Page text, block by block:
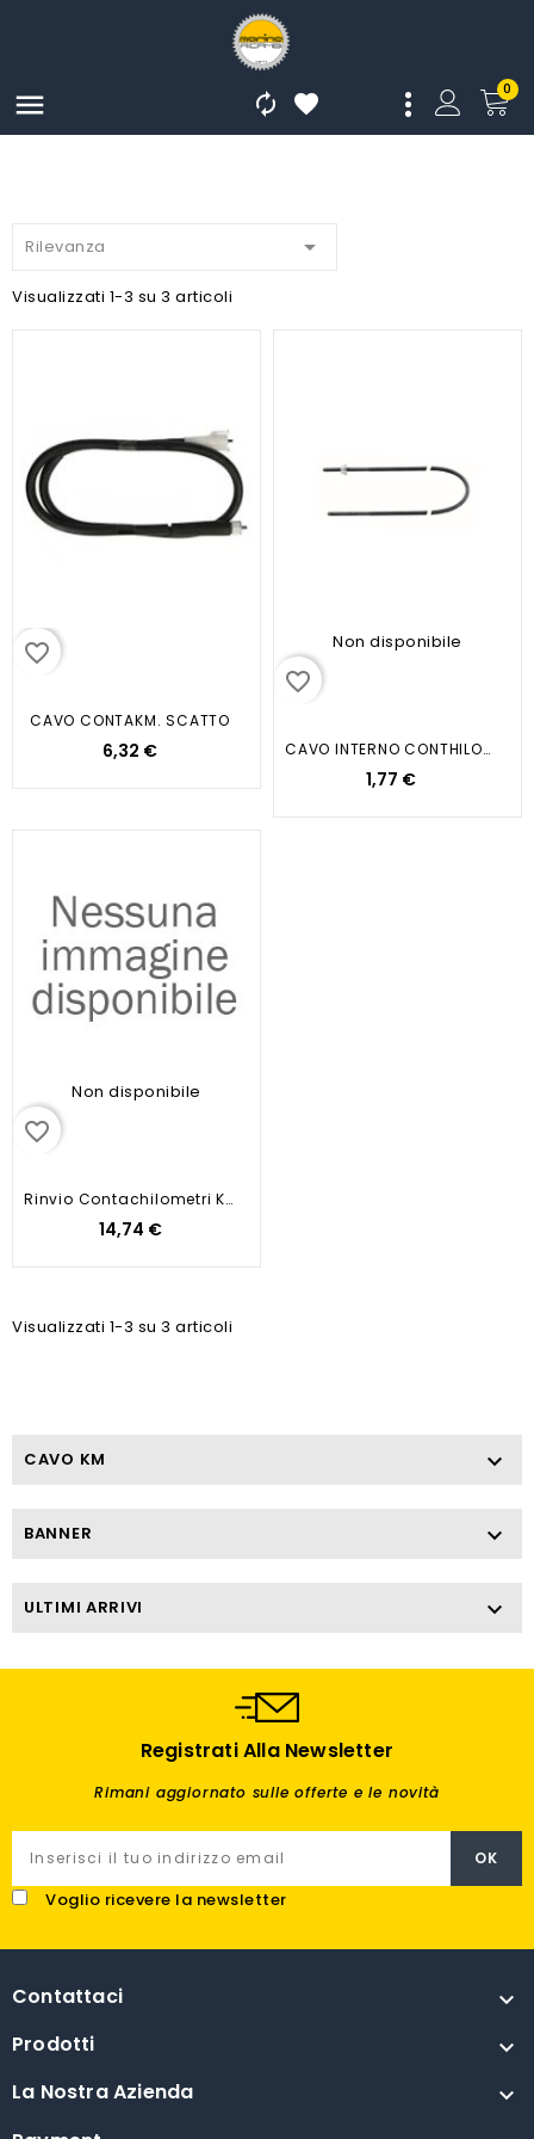
 0


Rilevanza 
Visualizzati 1-3 su 3 articoli
favorite_border
CAVO CONTAKM. SCATTO
6,32 €
Non disponibile
favorite_border
CAVO INTERNO CONTHILOMETRI Vespa...
1,77 €
Non disponibile
favorite_border
Rinvio Contachilometri KYMCO...
14,74 €
Visualizzati 1-3 su 3 articoli
CAVO KM 
BANNER 
ULTIMI ARRIVI 
Registrati Alla Newsletter
Rimani aggiornato sulle offerte e le novità
Voglio ricevere la newsletter
Contattaci 
Prodotti 
La Nostra Azienda 